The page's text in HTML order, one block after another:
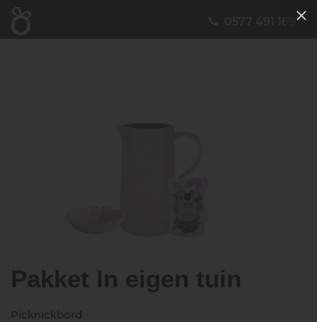
Pakket In eigen tuin
Picknickbord